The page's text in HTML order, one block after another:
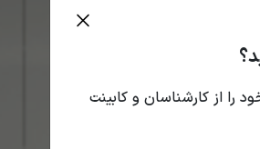
را از کارشناسان و کابینت